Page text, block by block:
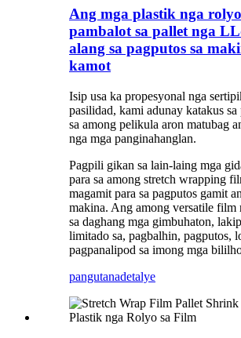
Ang mga plastik nga
pambalot sa pallet nga
alang sa pagputos sa
kamot
Isip usa ka propesyonal nga
pasilidad, kami adunay katakus sa
sa among pelikula aron matubag
nga mga panginahanglan.
Pagpili gikan sa lain-laing mga
para sa among stretch wrapping
magamit para sa pagputos gamit
makina. Ang among versatile film
sa daghang mga gimbuhaton,
limitado sa, pagbalhin, pagputos,
pagpanalipod sa imong mga
pangutanadetalye